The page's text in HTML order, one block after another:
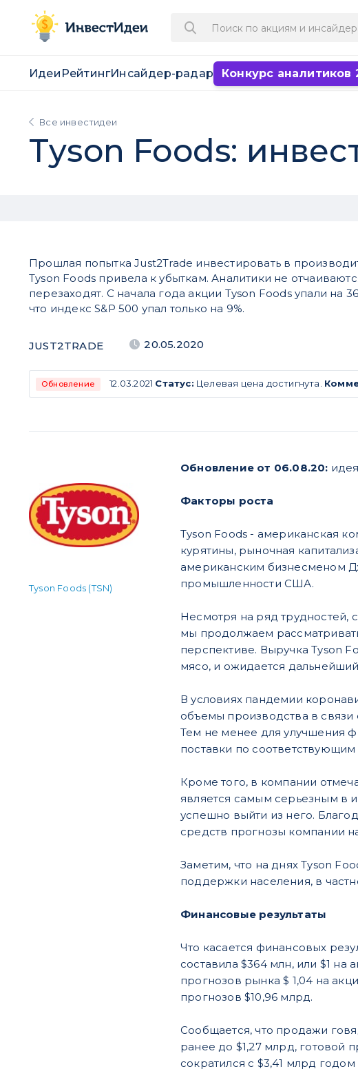
Идеи РейтингИнсайдер-радар Конкурс аналитиков
Все инвестидеи
Tyson Foods:
Прошлая попытка Just2Trade инвестировать в
Tyson Foods привела к убыткам. Аналитики не
перезаходят. С начала года акции Tyson Foods упали на
что индекс S&P 500 упал только на 9%.
JUST2TRADE 20.05.2020
Обновление 12.03.2021 Статус: Целевая цена достигнута.
Tyson Foods (TSN)
Обновление от 06.08.20:
Факторы роста
Tyson Foods - американская
курятины, рыночная
американским бизнесменом
промышленности США.
Несмотря на ряд трудностей,
мы продолжаем
перспективе. Выручка Tyson
мясо, и ожидается
В условиях пандемии
объемы производства в связи
Тем не менее для улучшения
поставки по соответствующим
Кроме того, в компании
является самым серьезным в
успешно выйти из него.
средств прогнозы компании
Заметим, что на днях Tyson
поддержки населения, в
Финансовые результаты
Что касается финансовых
составила $364 млн, или $1 на
прогнозов рынка $ 1,04 на
прогнозов $10,96 млрд.
Сообщается, что продажи
ранее до $1,27 млрд, готовой
сократился с $3,41 млрд